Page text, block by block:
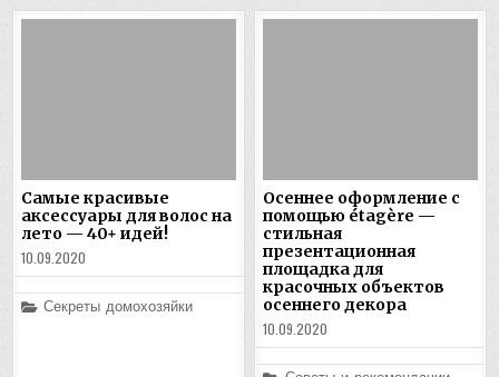
Самые красивые
аксессуары для волос на
лето — 40+ идей!
10.09.2020
Posted
Секреты домохозяйки
Осеннее оформление с
помощью étagère —
стильная
презентационная
площадка для
красочных объектов
осеннего декора
10.09.2020